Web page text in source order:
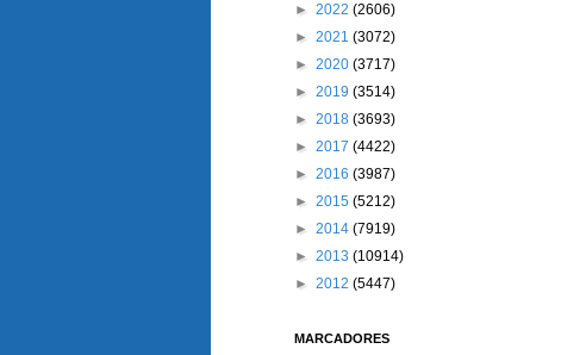
► 2022 (2606)
► 2021 (3072)
► 2020 (3717)
► 2019 (3514)
► 2018 (3693)
► 2017 (4422)
► 2016 (3987)
► 2015 (5212)
► 2014 (7919)
► 2013 (10914)
► 2012 (5447)
MARCADORES